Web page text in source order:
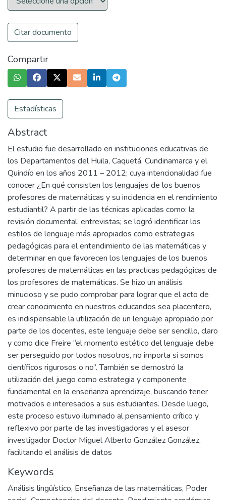
Citar documento
Compartir
Estadísticas
Abstract
El estudio fue desarrollado en instituciones educativas de
los Departamentos del Huila, Caquetá, Cundinamarca y el
Quindío en los años 2011 – 2012; cuya intencionalidad fue
conocer ¿En qué consisten los lenguajes de los buenos
profesores de matemáticas y su incidencia en el rendimiento
estudiantil? A partir de las técnicas aplicadas como: la
revisión documental, entrevistas; se logró identificar los
estilos de lenguaje más apropiados como estrategias
pedagógicas para el entendimiento de las matemáticas y
determinar en que favorecen los lenguajes de los buenos
profesores de matemáticas en las practicas pedagógicas de
los profesores de matemáticas. Se hizo un análisis
minucioso y se pudo comprobar para lograr que el acto de
crear conocimiento en nuestros educandos sea placentero,
es indispensable la utilización de un lenguaje apropiado por
parte de los docentes, este lenguaje debe ser sencillo, claro
y como dice Freire “el momento estético del lenguaje debe
ser perseguido por todos nosotros, no importa si somos
científicos rigurosos o no”. También se demostró la
utilización del juego como estrategia y componente
fundamental en la enseñanza aprendizaje, buscando tener
motivados e interesados a sus estudiantes. Desde luego,
este proceso estuvo iluminado al pensamiento crítico y
reflexivo por parte de las investigadoras y el asesor
investigador Doctor Miguel Alberto González González,
facilitando el análisis de datos
Keywords
Análisis lingüístico, Enseñanza de las matemáticas, Poder